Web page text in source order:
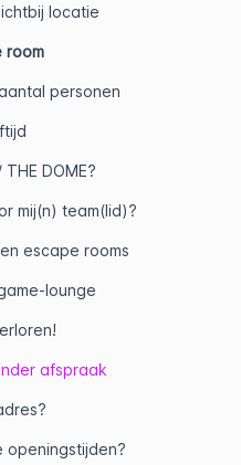
locatie
room
personen
THE DOME?
mij(n) team(lid)?
escape rooms
lounge
afspraak
openingstijden?